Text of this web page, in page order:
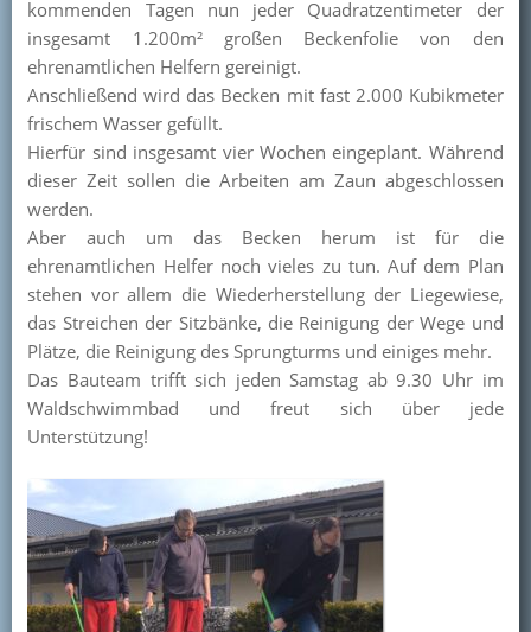
kommenden Tagen nun jeder Quadratzentimeter der
insgesamt 1.200m² großen Beckenfolie von den
ehrenamtlichen Helfern gereinigt.
Anschließend wird das Becken mit fast 2.000 Kubikmeter
frischem Wasser gefüllt.
Hierfür sind insgesamt vier Wochen eingeplant. Während
dieser Zeit sollen die Arbeiten am Zaun abgeschlossen
werden.
Aber auch um das Becken herum ist für die
ehrenamtlichen Helfer noch vieles zu tun. Auf dem Plan
stehen vor allem die Wiederherstellung der Liegewiese,
das Streichen der Sitzbänke, die Reinigung der Wege und
Plätze, die Reinigung des Sprungturms und einiges mehr.
Das Bauteam trifft sich jeden Samstag ab 9.30 Uhr im
Waldschwimmbad und freut sich über jede
Unterstützung!